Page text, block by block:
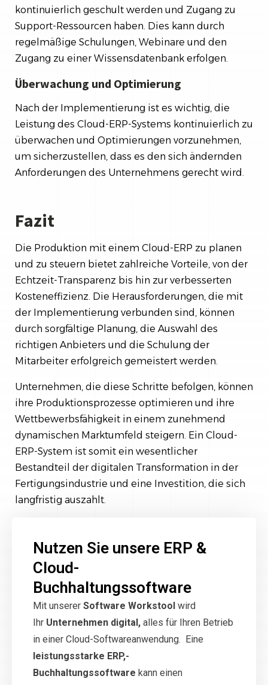
kontinuierlich geschult werden und Zugang zu
Support-Ressourcen haben. Dies kann durch
regelmäßige Schulungen, Webinare und den
Zugang zu einer Wissensdatenbank erfolgen.
Überwachung und Optimierung
Nach der Implementierung ist es wichtig, die
Leistung des Cloud-ERP-Systems kontinuierlich zu
überwachen und Optimierungen vorzunehmen,
um sicherzustellen, dass es den sich ändernden
Anforderungen des Unternehmens gerecht wird.
Fazit
Die Produktion mit einem Cloud-ERP zu planen
und zu steuern bietet zahlreiche Vorteile, von der
Echtzeit-Transparenz bis hin zur verbesserten
Kosteneffizienz. Die Herausforderungen, die mit
der Implementierung verbunden sind, können
durch sorgfältige Planung, die Auswahl des
richtigen Anbieters und die Schulung der
Mitarbeiter erfolgreich gemeistert werden.
Unternehmen, die diese Schritte befolgen, können
ihre Produktionsprozesse optimieren und ihre
Wettbewerbsfähigkeit in einem zunehmend
dynamischen Marktumfeld steigern. Ein Cloud-
ERP-System ist somit ein wesentlicher
Bestandteil der digitalen Transformation in der
Fertigungsindustrie und eine Investition, die sich
langfristig auszahlt.
Nutzen Sie unsere ERP &
Cloud-
Buchhaltungssoftware
Mit unserer Software Workstool wird
Ihr Unternehmen digital, alles für Ihren Betrieb
in einer Cloud-Softwareanwendung. Eine
leistungsstarke ERP,-
Buchhaltungssoftware kann einen